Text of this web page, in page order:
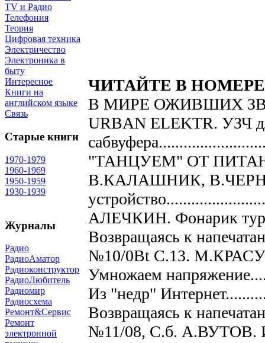
TV и Радио
Телефония
Теория
Цифровая техника
Электричество
Электроника в
быту
Интересное
Книги на
английском языке
Связь
Старые книги
1970-1979
1960-1969
1950-1959
1930-1939
Журналы
Радио
РадиоАматор
Радиоконструктор
РадиоЛюбитель
Радиомир
Радиосхема
Ремонт&Сервис
Ремонт
электронной
ЧИТАЙТЕ В
В МИРЕ ОЖИВШИХ
URBAN ELEKTR. УЗЧ
"ТАНЦУЕМ" ОТ
В.КАЛАШНИК,
АЛЕЧКИН. Фонарик
Возвращаясь к
№10/0Bt С.13.
Умножаем
Из "недр"
Возвращаясь к
№11/08, С.б. А.ВУТОВ.